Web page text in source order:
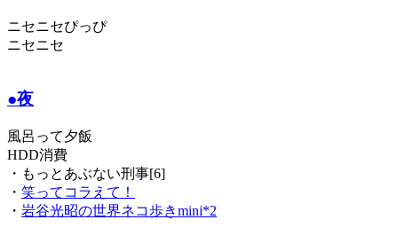
ニセニセぴっぴ
ニセニセ
●夜
風呂って夕飯
HDD消費
・もっとあぶない刑事[6]
・ 笑ってコラえて！
・ 岩谷光昭の世界ネコ歩きmini*2